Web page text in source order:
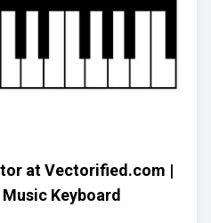
at Vectorified.com |
Keyboard